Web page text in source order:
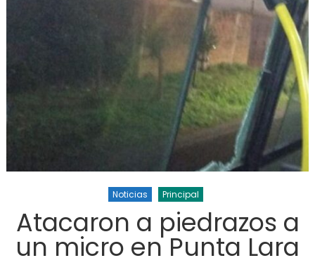
Noticias Principal
Atacaron a piedrazos a
un micro en Punta Lara